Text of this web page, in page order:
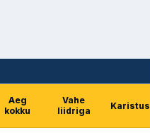
Aeg
kokku
Vahe
liidriga
Karistus